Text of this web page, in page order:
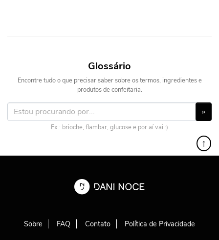
Glossário
Encontre tudo o que precisar saber sobre os termos, ingredientes e
produtos de confeitaria.
»
Ex.: brioche, flambar, glucose e por aí vai :)
↑
Sobre FAQ Contato Política de Privacidade